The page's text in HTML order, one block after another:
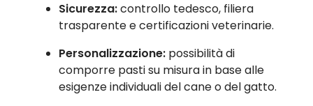
Sicurezza:controllo tedesco, filiera
trasparente e certificazioni veterinarie.
Personalizzazione: possibilità di
comporre pasti su misura in base alle
esigenze individuali del cane o del gatto.